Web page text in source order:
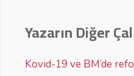
Yazarın Diğer
Kovid-19 ve BM’de